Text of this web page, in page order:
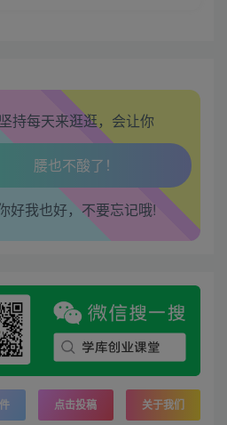
持每天来逛逛，会让你
走路也有劲了！
腿也不痛了！
腰也不酸了！
好我也好，不要忘记哦!
点击投稿 关于我们